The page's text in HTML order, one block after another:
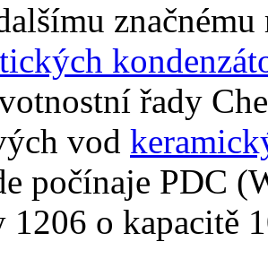
řady
vod
počínaje PDC
1206 o kapacitě